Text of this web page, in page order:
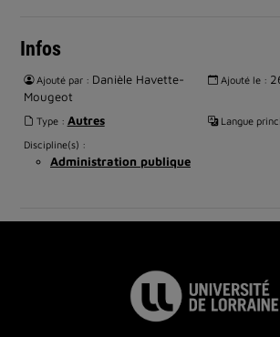
Infos
Ajouté par : Danièle Havette-
Mougeot
Ajouté le :
Type : Autres Langue
Discipline(s) :
Administration publique